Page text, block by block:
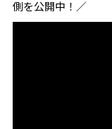
側を公開中！／